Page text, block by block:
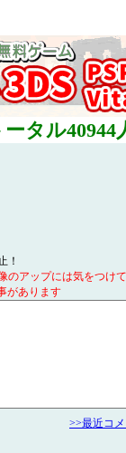
タル40944
！
のアップには気をつけ
があります
>>最近コ